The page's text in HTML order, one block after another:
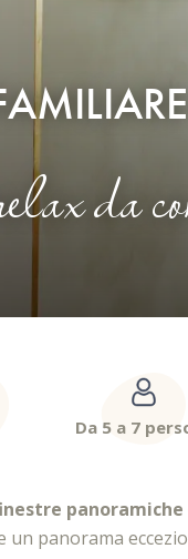
da
Da 5 a 7
panoramiche
un panorama